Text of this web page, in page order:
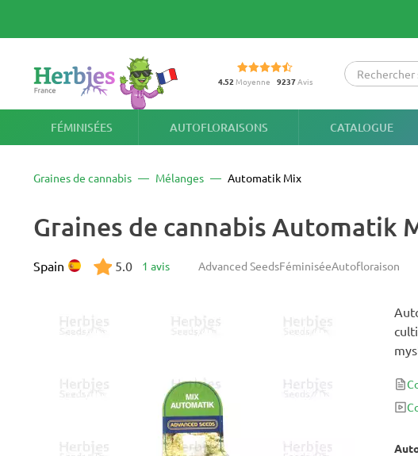
4.52 Moyenne 9237Avis
FÉMINISÉES AUTOFLORAISONS CATALOGUE
Graines de cannabis Mélanges Automatik Mix
Graines de cannabis Automatik
Advanced SeedsFéminiséeAutofloraison
Spain 5.0 1 avis